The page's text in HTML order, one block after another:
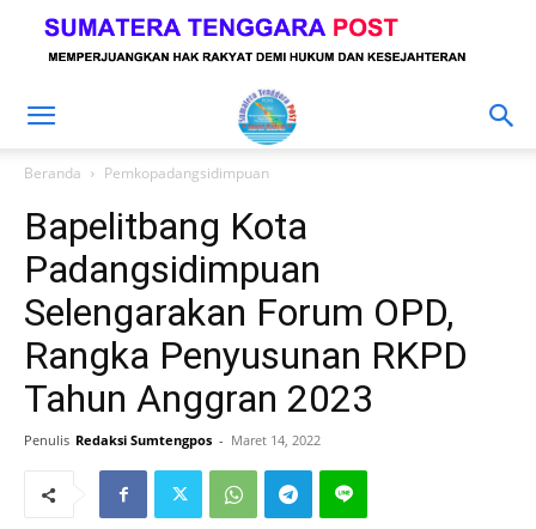
Beranda Pemkopadangsidimpuan
Bapelitbang Kota
Padangsidimpuan
Selengarakan Forum OPD,
Rangka Penyusunan RKPD
Tahun Anggran 2023
Penulis Redaksi Sumtengpos - Maret 14, 2022